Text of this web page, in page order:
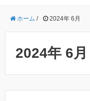
ホーム / 2024年 6月
2024年 6